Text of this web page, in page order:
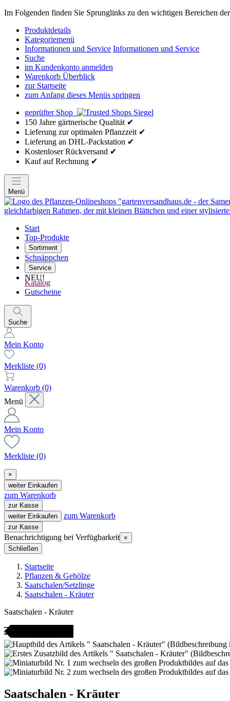
Im Folgenden finden Sie Sprunglinks zu den wichtigen Bereichen
Produktdetails
Kategoriemenü
Informationen und Service Informationen und Service
Suche
im Kundenkonto anmelden
Warenkorb Überblick
zur Startseite
zum Anfang dieses Menüs springen
geprüfter Shop
150 Jahre gärtnerische Qualität ✔
Lieferung zur optimalen Pflanzzeit ✔
Lieferung an DHL-Packstation ✔
Kostenloser Rückversand ✔
Kauf auf Rechnung ✔
Menü
Start
Top-Produkte
Sortiment
Schnäppchen
Service
NEU!
Katalog
Gutscheine
Suche
Mein Konto
Merkliste (0)
Warenkorb (0)
Menü
Mein Konto
Merkliste (0)
×
weiter Einkaufen
zum Warenkorb
zur Kasse
weiter Einkaufen
zum Warenkorb
zur Kasse
Benachrichtigung bei Verfügbarkeit ×
Schließen
Startseite
Pflanzen & Gehölze
Saatschalen/Setzlinge
Saatschalen - Kräuter
Saatschalen - Kräuter
bestellbar
Saatschalen - Kräuter